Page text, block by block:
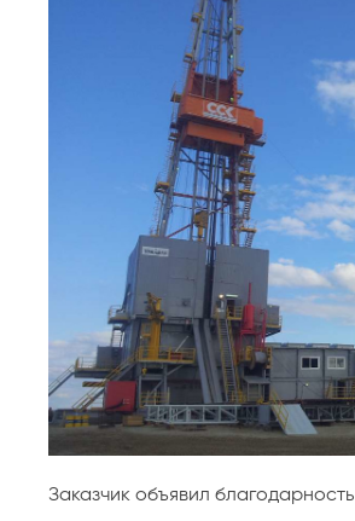
Заказчик объявил благодарность